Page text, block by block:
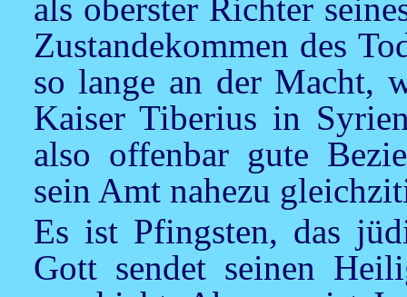
als oberster Richter
Zustandekommen des
so lange an der Macht,
Kaiser Tiberius in
also offenbar gute
sein Amt nahezu
Es ist Pfingsten, das
Gott sendet seinen